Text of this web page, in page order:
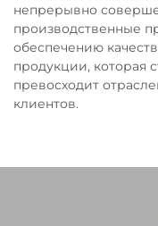
непрерывно
производственные
обеспечению
продукции, которая
превосходит
клиентов.